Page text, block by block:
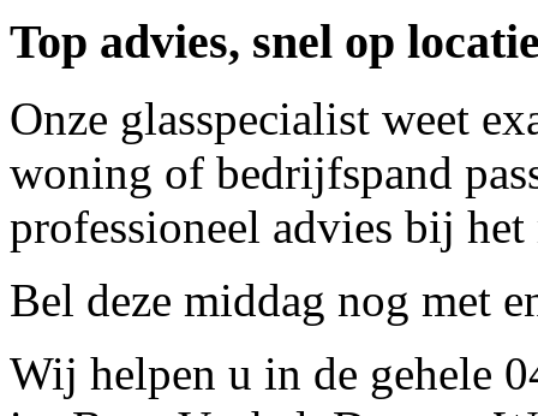
Top advies, snel op
Onze glasspecialist weet
woning of bedrijfspand
professioneel advies bij
Bel deze middag nog met
Wij helpen u in de gehele